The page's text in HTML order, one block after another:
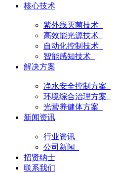
核心技术
紫外线灭菌技术
高效能光源技术
自动化控制技术
智能感知技术
解决方案
净水安全控制方案
环境综合治理方案
光营养健体方案
新闻资讯
行业资讯
公司新闻
招贤纳士
联系我们